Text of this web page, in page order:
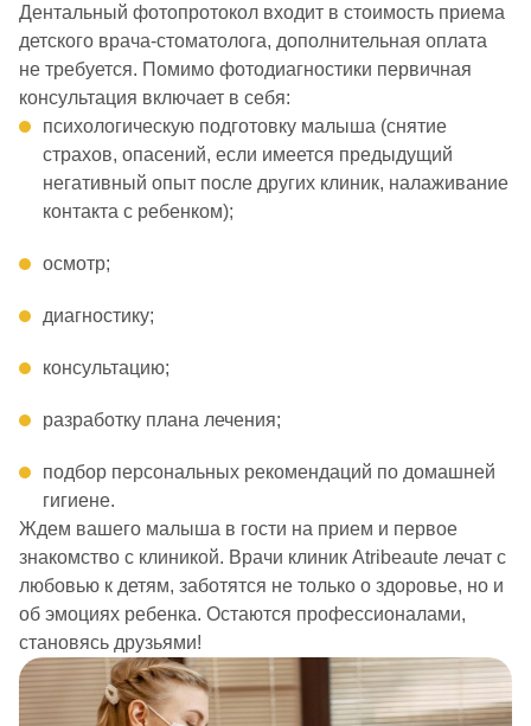
Дентальный фотопротокол входит в стоимость приема
детского врача-стоматолога, дополнительная оплата
не требуется. Помимо фотодиагностики первичная
консультация включает в себя:
психологическую подготовку малыша (снятие
страхов, опасений, если имеется предыдущий
негативный опыт после других клиник, налаживание
контакта с ребенком);
осмотр;
диагностику;
консультацию;
разработку плана лечения;
подбор персональных рекомендаций по домашней
гигиене.
Ждем вашего малыша в гости на прием и первое
знакомство с клиникой. Врачи клиник Atribeaute лечат с
любовью к детям, заботятся не только о здоровье, но и
об эмоциях ребенка. Остаются профессионалами,
становясь друзьями!